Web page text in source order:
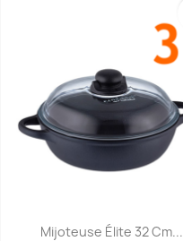
Aperçu rapide
Mijoteuse Élite 32 Cm...